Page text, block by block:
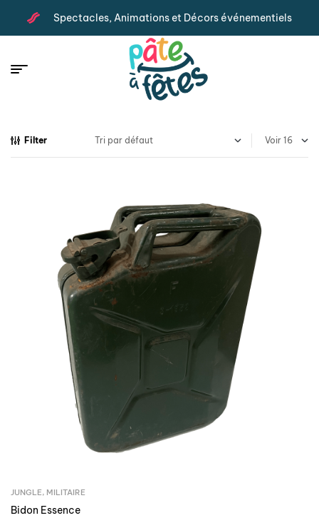
Spectacles, Animations et Décors événementiels
Filter Voir
JUNGLE, MILITAIRE
Bidon Essence